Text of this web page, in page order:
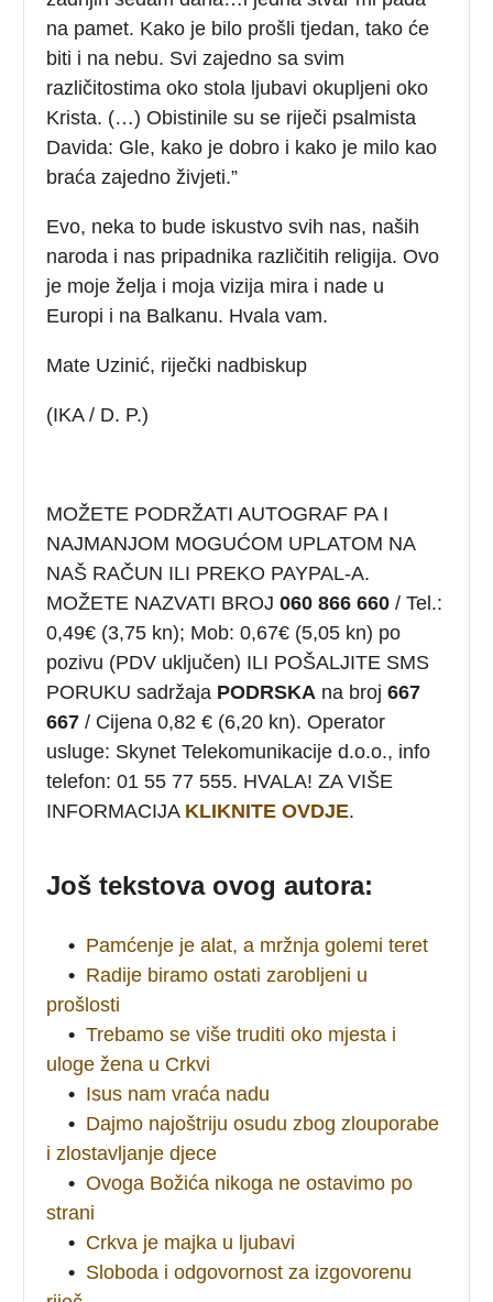
na pamet. Kako je bilo prošli tjedan, tako će
biti i na nebu. Svi zajedno sa svim
različitostima oko stola ljubavi okupljeni oko
Krista. (…) Obistinile su se riječi psalmista
Davida: Gle, kako je dobro i kako je milo kao
braća zajedno živjeti.”
Evo, neka to bude iskustvo svih nas, naših
naroda i nas pripadnika različitih religija. Ovo
je moje želja i moja vizija mira i nade u
Europi i na Balkanu. Hvala vam.
Mate Uzinić, riječki nadbiskup
(IKA / D. P.)
MOŽETE PODRŽATI AUTOGRAF PA I
NAJMANJOM MOGUĆOM UPLATOM NA
NAŠ RAČUN ILI PREKO PAYPAL-A.
MOŽETE NAZVATI BROJ060 866 660 / Tel.:
0,49€ (3,75 kn); Mob: 0,67€ (5,05 kn) po
pozivu (PDV uključen) ILI POŠALJITE SMS
PORUKU sadržaja PODRSKA na broj667
667 / Cijena 0,82 € (6,20 kn). Operator
usluge: Skynet Telekomunikacije d.o.o., info
telefon: 01 55 77 555. HVALA! ZA VIŠE
INFORMACIJA KLIKNITE OVDJE.
Još tekstova ovog autora:
• Pamćenje je alat, a mržnja golemi teret
• Radije biramo ostati zarobljeni u
prošlosti
• Trebamo se više truditi oko mjesta i
uloge žena u Crkvi
• Isus nam vraća nadu
• Dajmo najoštriju osudu zbog zlouporabe
i zlostavljanje djece
• Ovoga Božića nikoga ne ostavimo po
strani
• Crkva je majka u ljubavi
• Sloboda i odgovornost za izgovorenu